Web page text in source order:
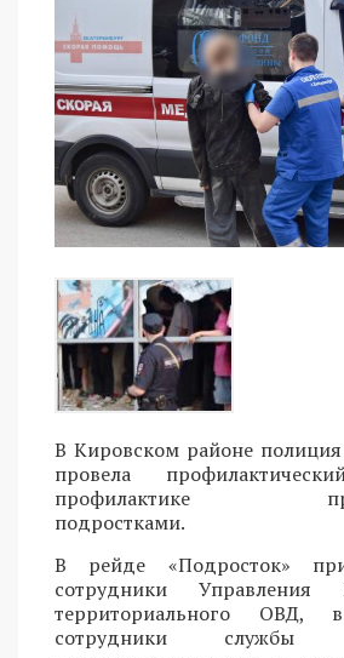
В Кировском районе полиция
провела
профилактике
подростками.
В рейде «Подросток»
сотрудники
территориального
сотрудники